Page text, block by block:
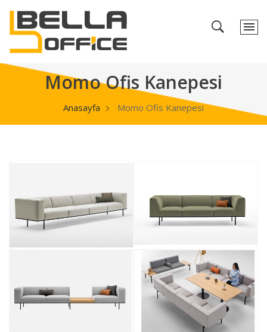
Momo Ofis Kanepesi
Anasayfa Momo Ofis Kanepesi